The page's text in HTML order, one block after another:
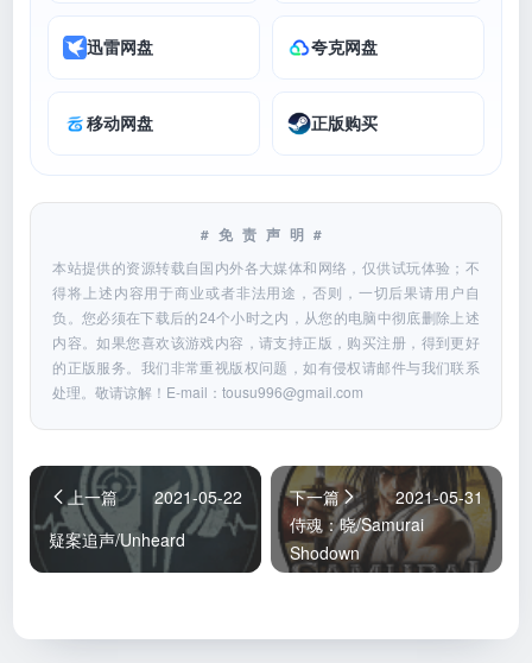
迅雷网盘 夸克网盘
移动网盘 正版购买
#免责声明#
本站提供的资源转载自国内外各大媒体和网络，仅供试玩体验；不
得将上述内容用于商业或者非法用途，否则，一切后果请用户自
负。您必须在下载后的24个小时之内，从您的电脑中彻底删除上述
内容。如果您喜欢该游戏内容，请支持正版，购买注册，得到更好
的正版服务。我们非常重视版权问题，如有侵权请邮件与我们联系
处理。敬请谅解！E-mail：tousu996@gmail.com
上一篇
2021-05-22
疑案追声/Unheard
下一篇
2021-05-31
侍魂：晓/Samurai
Shodown